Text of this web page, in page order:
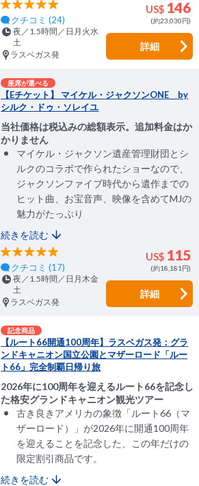
US$ 146
(約23,030円)
クチコミ (24)
夜／1.5時間／日月火水
土
ラスベガス発
詳細
座席が選べる
【Eチケット】 マイケル・ジャクソンONE by
シルク・ドゥ・ソレイユ
当社価格は税込みの総額表示。追加料金はか
かりません
マイケル・ジャクソン遺産管理財団とシ
ルクのコラボで作られたショーなので、
ジャクソンファイブ時代から遺作までの
ヒット曲、お宝音声、映像を含めてMJの
魅力がたっぷり
続きを読む
US$ 115
(約18,181円)
クチコミ (17)
夜／1.5時間／日月木金
土
ラスベガス発
詳細
記念商品
【ルート66開通100周年】ラスベガス発：グラ
ンドキャニオン国立公園とマザーロード「ルー
ト66」完全制覇日帰り旅
2026年に100周年を迎えるルート66を記念し
た格安グランドキャニオン観光ツアー
古き良きアメリカの象徴「ルート66（マ
ザーロード）」が2026年に開通100周年
を迎えることを記念した、この年だけの
限定割引商品です。
続きを読む